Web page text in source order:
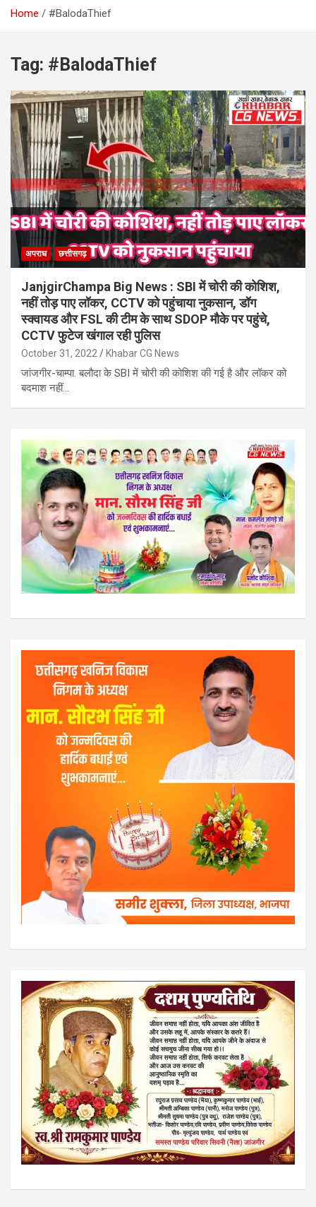
Home #BalodaThief
Tag: #BalodaThief
अपराध छत्तीसगढ़
JanjgirChampa Big News : SBI में चोरी की कोशिश,
नहीं तोड़ पाए लॉकर, CCTV को पहुंचाया नुकसान, डॉग
स्क्वायड और FSL की टीम के साथ SDOP मौके पर पहुंचे,
CCTV फुटेज खंगाल रही पुलिस
October 31, 2022 Khabar CG News
जांजगीर-चाम्पा. बलौदा के SBI में चोरी की कोशिश की गई है और लॉकर को
बदमाश नहीं…